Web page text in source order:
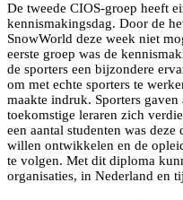
De tweede CIOS-groep heeft
kennismakingsdag. Door de
SnowWorld deze week niet
eerste groep was de
de sporters een bijzondere
om met echte sporters te
maakte indruk. Sporters
toekomstige leraren zich
een aantal studenten was
willen ontwikkelen en de
te volgen. Met dit diploma
organisaties, in Nederland en